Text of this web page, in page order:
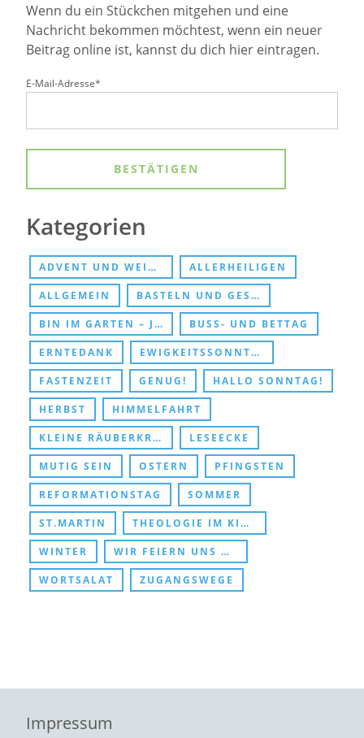
Wenn du ein Stückchen mitgehen und eine
Nachricht bekommen möchtest, wenn ein neuer
Beitrag online ist, kannst du dich hier eintragen.
E-Mail-Adresse*
Kategorien
ADVENT UND WEIHNACHTEN ALLERHEILIGEN
ALLGEMEIN BASTELN UND GESCHENKE
BIN IM GARTEN – JESUS TREFFEN BUSS- UND BETTAG
ERNTEDANK EWIGKEITSSONNTAG UND ABSCHIED
FASTENZEIT GENUG! HALLO SONNTAG!
HERBST HIMMELFAHRT
KLEINE RÄUBERKRIPPE LESEECKE
MUTIG SEIN OSTERN PFINGSTEN
REFORMATIONSTAG SOMMER
ST.MARTIN THEOLOGIE IM KINDERZIMMER
WINTER WIR FEIERN UNS DURCHS KIRCHENJAHR
WORTSALAT ZUGANGSWEGE
Impressum